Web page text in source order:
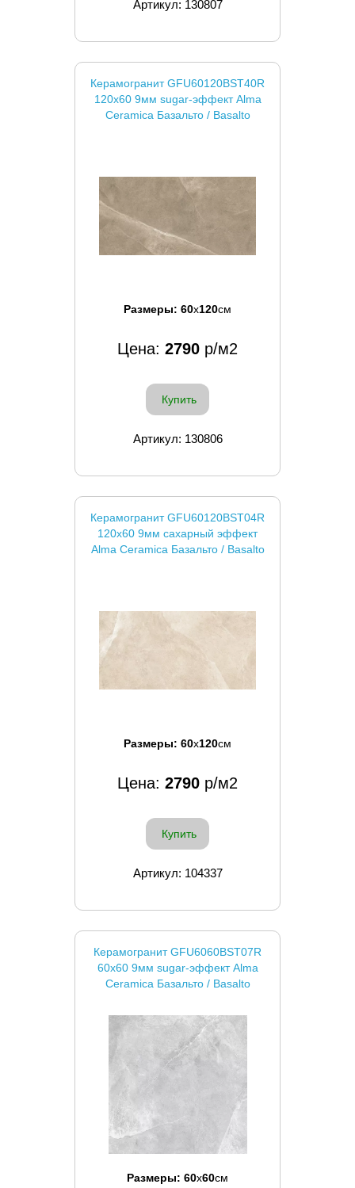
Артикул: 130807
Керамогранит GFU60120BST40R
120x60 9мм sugar-эффект Alma
Ceramica Базальто / Basalto
Размеры: 60x120см
Цена: 2790 р/м2
Купить
Артикул: 130806
Керамогранит GFU60120BST04R
120x60 9мм сахарный эффект
Alma Ceramica Базальто / Basalto
Размеры: 60x120см
Цена: 2790 р/м2
Купить
Артикул: 104337
Керамогранит GFU6060BST07R
60x60 9мм sugar-эффект Alma
Ceramica Базальто / Basalto
Размеры: 60x60см